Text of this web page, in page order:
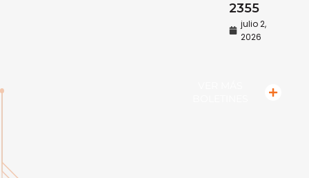
2355
julio 2,
2026